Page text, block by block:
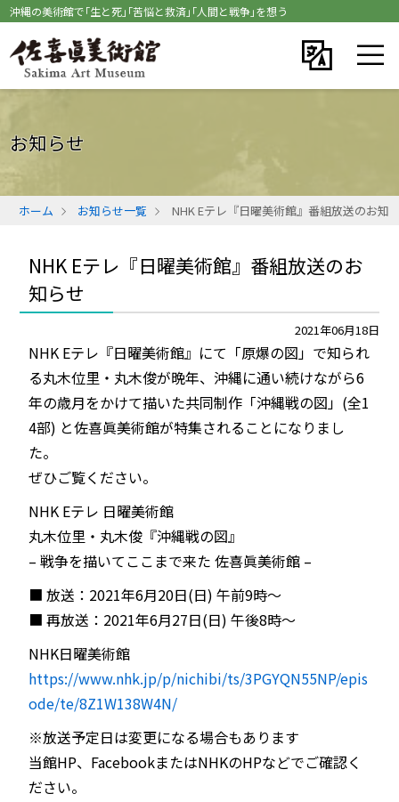
沖縄の美術館で｢生と死｣｢苦悩と救済｣｢人間と戦争｣を想う
お知らせ
ホーム お知らせ一覧 NHK Eテレ『日曜美術館』番組放送のお知
NHK Eテレ『日曜美術館』番組放送のお
知らせ
2021年06月18日
NHK Eテレ『日曜美術館』にて「原爆の図」で知られ
る丸木位里・丸木俊が晩年、沖縄に通い続けながら6
年の歳月をかけて描いた共同制作「沖縄戦の図」(全1
4部) と佐喜眞美術館が特集されることになりまし
た。
ぜひご覧ください。
NHK Eテレ 日曜美術館
丸木位里・丸木俊『沖縄戦の図』
– 戦争を描いてここまで来た 佐喜眞美術館 –
■ 放送：2021年6月20日(日) 午前9時～
■ 再放送：2021年6月27日(日) 午後8時～
NHK日曜美術館
https://www.nhk.jp/p/nichibi/ts/3PGYQN55NP/epis
ode/te/8Z1W138W4N/
※放送予定日は変更になる場合もあります
当館HP、FacebookまたはNHKのHPなどでご確認く
ださい。